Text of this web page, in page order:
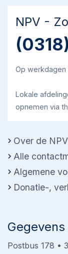
NPV -
Op werkdagen
Lokale
opnemen via
Over de NPV
Alle
Algemene
Donatie-,
Gegevens
Postbus 178 •